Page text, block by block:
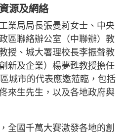
源及網絡
業局局長張曼莉女士、中央
區聯絡辦公室（中聯辦）教
授、城大署理校長李振聲教
新及企業）楊夢甦教授擔任
城市的代表應邀蒞臨，包括
來生先生，以及各地政府與
全國千萬大賽激發各地的創